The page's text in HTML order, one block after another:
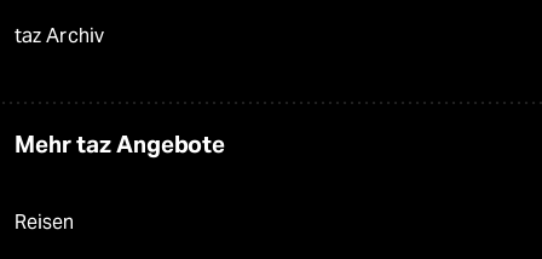
taz Archiv
Mehr taz Angebote
Reisen